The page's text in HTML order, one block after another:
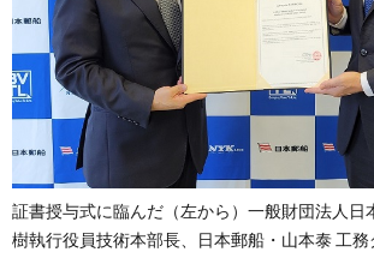
証書授与式に臨んだ（左から）一般財団法人日
樹執行役員技術本部長、日本郵船・山本泰 工